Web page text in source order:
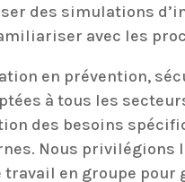
des simulations
avec les
en prévention,
à tous les
des besoins
Nous
en groupe